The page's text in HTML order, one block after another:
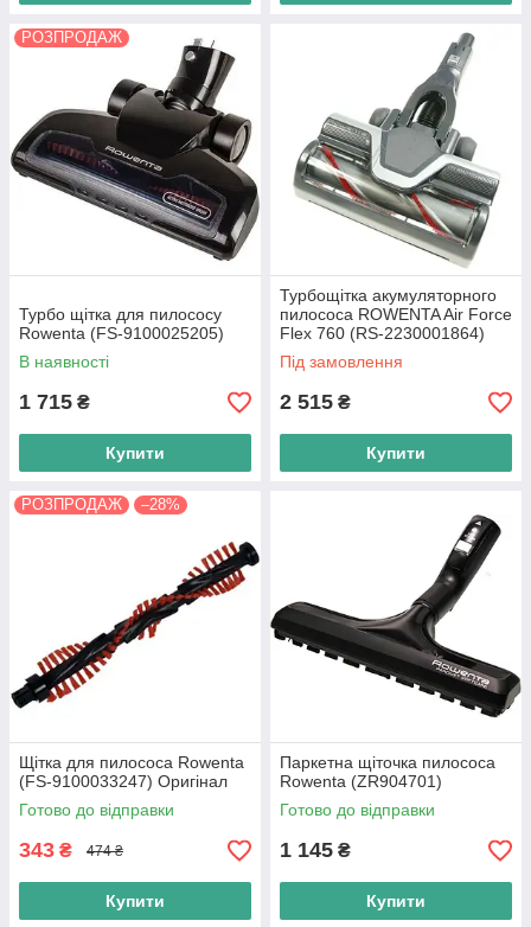
РОЗПРОДАЖ
Турбо щітка для пилососу
Rowenta (FS-9100025205)
В наявності
1 715 ₴
Купити
Турбощітка акумуляторного
пилососа ROWENTA Air Force
Flex 760 (RS-2230001864)
Під замовлення
2 515 ₴
Купити
РОЗПРОДАЖ –28%
Щітка для пилососа Rowenta
(FS-9100033247) Оригінал
Готово до відправки
343 ₴ 474 ₴
Купити
Паркетна щіточка пилососа
Rowenta (ZR904701)
Готово до відправки
1 145 ₴
Купити